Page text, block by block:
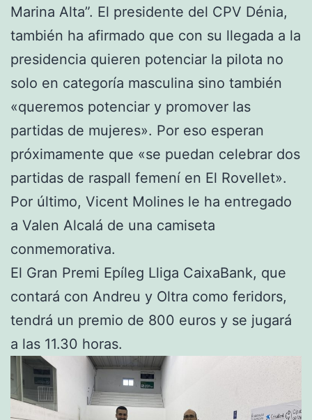
Marina Alta”. El presidente del CPV Dénia,
también ha afirmado que con su llegada a la
presidencia quieren potenciar la pilota no
solo en categoría masculina sino también
«queremos potenciar y promover las
partidas de mujeres». Por eso esperan
próximamente que «se puedan celebrar dos
partidas de raspall femení en El Rovellet».
Por último, Vicent Molines le ha entregado
a Valen Alcalá de una camiseta
conmemorativa.
El Gran Premi Epíleg Lliga CaixaBank, que
contará con Andreu y Oltra como feridors,
tendrá un premio de 800 euros y se jugará
a las 11.30 horas.